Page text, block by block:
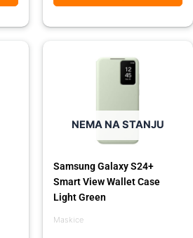
NEMA NA STANJU
Maskice
Samsung Galaxy S24+
Smart View Wallet Case
Light Green